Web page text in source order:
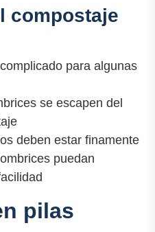
compostaje
para algunas
se escapen del
deben estar finamente
puedan
pilas